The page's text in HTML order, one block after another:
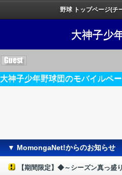
野球 トップページ(チ
大神子少
大神子少年野球団のモバイルペー
▼ MomongaNet!からのお知らせ
【期間限定】◆～シーズン真っ盛